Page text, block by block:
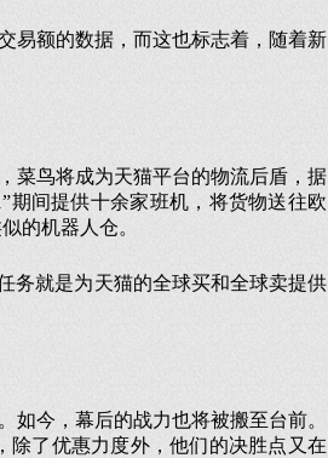
易额的数据，而这也标志着，随着新
菜鸟将成为天猫平台的物流后盾，据
期间提供十余家班机，将货物送往欧
的机器人仓。
务就是为天猫的全球买和全球卖提供
如今，幕后的战力也将被搬至台前。
除了优惠力度外，他们的决胜点又在